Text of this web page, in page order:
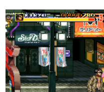
具体的な形から
です。
ゲームが変え
「経験値」「裏
の起源や用法の
イニーP氏が徹底
カテゴリ